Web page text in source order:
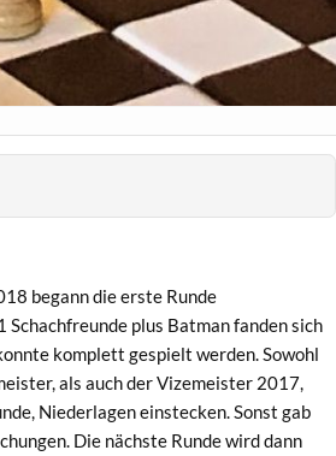
begann die erste Runde
Schachfreunde plus Batman fanden sich
komplett gespielt werden. Sowohl
als auch der Vizemeister 2017,
Niederlagen einstecken. Sonst gab
Die nächste Runde wird dann